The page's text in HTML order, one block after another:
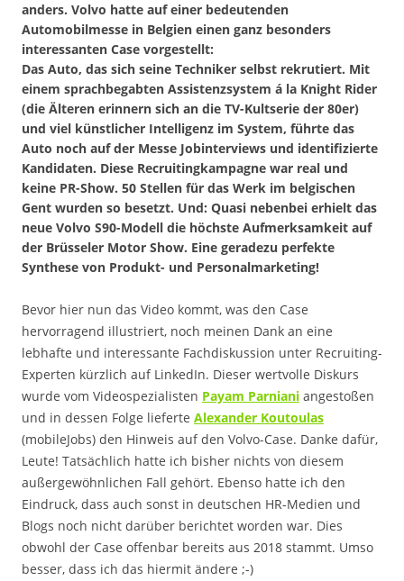
anders. Volvo hatte auf einer bedeutenden
Automobilmesse in Belgien einen ganz besonders
interessanten Case vorgestellt:
Das Auto, das sich seine Techniker selbst rekrutiert. Mit
einem sprachbegabten Assistenzsystem á la Knight Rider
(die Älteren erinnern sich an die TV-Kultserie der 80er)
und viel künstlicher Intelligenz im System, führte das
Auto noch auf der Messe Jobinterviews und identifizierte
Kandidaten. Diese Recruitingkampagne war real und
keine PR-Show. 50 Stellen für das Werk im belgischen
Gent wurden so besetzt. Und: Quasi nebenbei erhielt das
neue Volvo S90-Modell die höchste Aufmerksamkeit auf
der Brüsseler Motor Show. Eine geradezu perfekte
Synthese von Produkt- und Personalmarketing!
Bevor hier nun das Video kommt, was den Case
hervorragend illustriert, noch meinen Dank an eine
lebhafte und interessante Fachdiskussion unter Recruiting-
Experten kürzlich auf LinkedIn. Dieser wertvolle Diskurs
wurde vom Videospezialisten Payam Parniani angestoßen
und in dessen Folge lieferte Alexander Koutoulas
(mobileJobs) den Hinweis auf den Volvo-Case. Danke dafür,
Leute! Tatsächlich hatte ich bisher nichts von diesem
außergewöhnlichen Fall gehört. Ebenso hatte ich den
Eindruck, dass auch sonst in deutschen HR-Medien und
Blogs noch nicht darüber berichtet worden war. Dies
obwohl der Case offenbar bereits aus 2018 stammt. Umso
besser, dass ich das hiermit ändere ;-)